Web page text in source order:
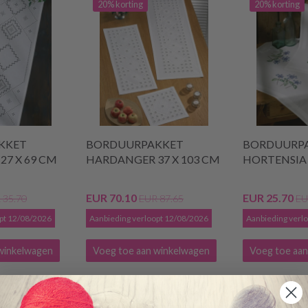
X 69 CM
35.70
12/08/2026
20% korting
BORDUURPAKKET
HARDANGER 37 X 103 CM
EUR 70.10EUR 87.65
Aanbieding verloopt 12/08/2026
Voeg toe aan winkelwagen
20% korting
EUR 25.70
Aanbieding
Voeg toe